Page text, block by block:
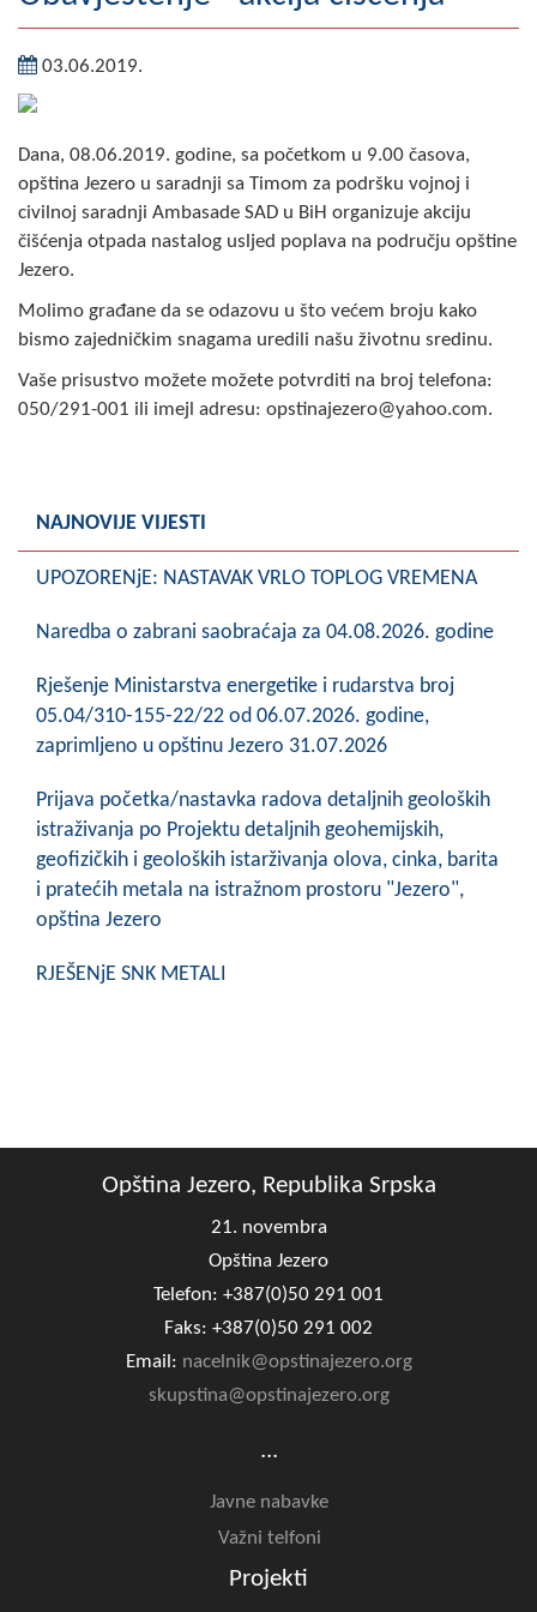
Geografija
Zanimljivosti
Fotogalerija
NAČELNIK
O Načelniku
Zamjenik načelnika
Izvještaj o radu načelnika
Statut Opštine
Skupštinsko vijeće opštine jezero
Sastav Skupštine
Službeni Glasnici
OPŠTINSKA UPRAVA
Vijesti
Aktivnosti
Javni pozivi
Obavještenja
Geoistraživanja
PRIVREDA
Poljoprivreda
Turizam
KONTAKT
03.06.2019.
Dana, 08.06.2019. godine, sa početkom u 9.00 časova,
opština Jezero u saradnji sa Timom za podršku vojnoj i
civilnoj saradnji Ambasade SAD u BiH organizuje akciju
čišćenja otpada nastalog usljed poplava na području opštine
Jezero.
Molimo građane da se odazovu u što većem broju kako
bismo zajedničkim snagama uredili našu životnu sredinu.
Vaše prisustvo možete možete potvrditi na broj telefona:
050/291-001 ili imejl adresu: opstinajezero@yahoo.com.
NAJNOVIJE VIJESTI
UPOZORENjE: NASTAVAK VRLO TOPLOG VREMENA
Naredba o zabrani saobraćaja za 04.08.2026. godine
Rješenje Ministarstva energetike i rudarstva broj
05.04/310-155-22/22 od 06.07.2026. godine,
zaprimljeno u opštinu Jezero 31.07.2026
Prijava početka/nastavka radova detaljnih geoloških
istraživanja po Projektu detaljnih geohemijskih,
geofizičkih i geoloških istarživanja olova, cinka, barita
i pratećih metala na istražnom prostoru "Jezero",
opština Jezero
RJEŠENjE SNK METALI
Opština Jezero, Republika Srpska
21. novembra
Opština Jezero
Telefon: +387(0)50 291 001
Faks: +387(0)50 291 002
Email: nacelnik@opstinajezero.org
skupstina@opstinajezero.org
...
Javne nabavke
Važni telfoni
Projekti